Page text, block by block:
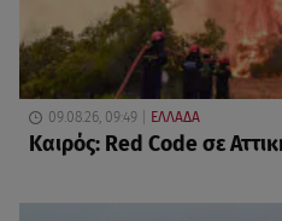
09.08.26, 09:49 ΕΛΛΑΔΑ
Καιρός: Red Code σε